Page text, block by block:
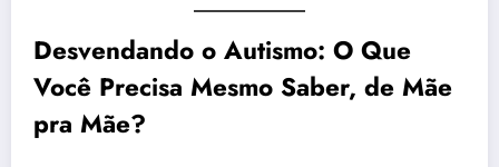
Desvendando o Autismo: O Que
Você Precisa Mesmo Saber, de Mãe
pra Mãe?